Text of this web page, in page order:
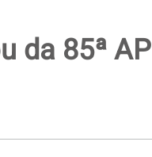
da 85ª